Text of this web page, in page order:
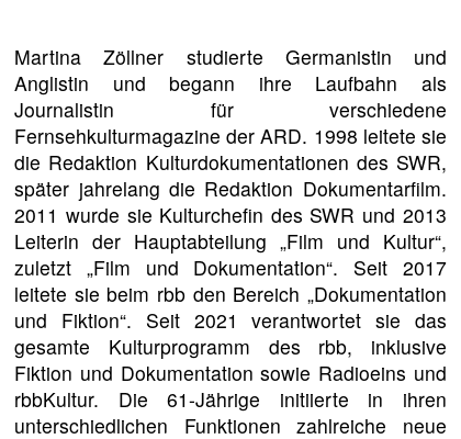
Martina Zöllner studierte Germanistin und
Anglistin und begann ihre Laufbahn als
Journalistin für verschiedene
Fernsehkulturmagazine der ARD. 1998 leitete sie
die Redaktion Kulturdokumentationen des SWR,
später jahrelang die Redaktion Dokumentarfilm.
2011 wurde sie Kulturchefin des SWR und 2013
Leiterin der Hauptabteilung „Film und Kultur“,
zuletzt „Film und Dokumentation“. Seit 2017
leitete sie beim rbb den Bereich „Dokumentation
und Fiktion“. Seit 2021 verantwortet sie das
gesamte Kulturprogramm des rbb, inklusive
Fiktion und Dokumentation sowie Radioeins und
rbbKultur. Die 61-Jährige initiierte in ihren
unterschiedlichen Funktionen zahlreiche neue